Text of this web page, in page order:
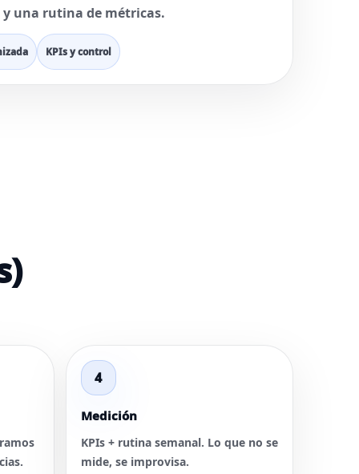
y una rutina de métricas.
KPIs y control
4
Medición
KPIs + rutina semanal. Lo que no se
mide, se improvisa.